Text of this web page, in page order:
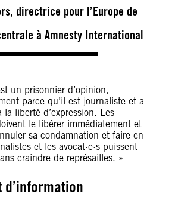
directrice pour l’Europe de
à Amnesty International
un prisonnier d’opinion,
parce qu’il est journaliste et a
la liberté d’expression. Les
le libérer immédiatement et
sa condamnation et faire en
et les avocat·e·s puissent
craindre de représailles. »
d’information